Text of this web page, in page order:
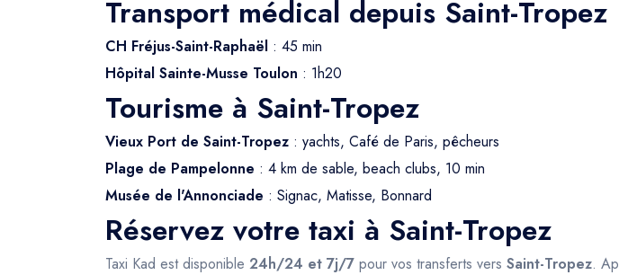
Transport médical depuis Saint-Tropez
CH Fréjus-Saint-Raphaël : 45 min
Hôpital Sainte-Musse Toulon : 1h20
Tourisme à Saint-Tropez
Vieux Port de Saint-Tropez : yachts, Café de Paris, pêcheurs
Plage de Pampelonne : 4 km de sable, beach clubs, 10 min
Musée de l'Annonciade : Signac, Matisse, Bonnard
Réservez votre taxi à Saint-Tropez
Taxi Kad est disponible 24h/24 et 7j/7 pour vos transferts vers Saint-Tropez.